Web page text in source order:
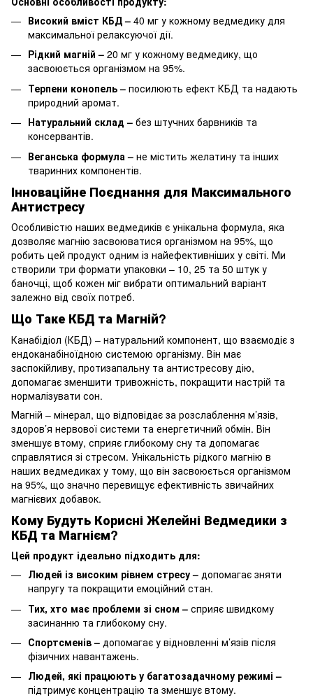
Високий вміст КБД – 40 мг у кожному ведмедику для
максимальної релаксуючої дії.
Рідкий магній – 20 мг у кожному ведмедику, що
засвоюється організмом на 95%.
Терпени конопель – посилюють ефект КБД та надають
природний аромат.
Натуральний склад – без штучних барвників та
консервантів.
Веганська формула – не містить желатину та інших
тваринних компонентів.
Інноваційне Поєднання для Максимального
Антистресу
Особливістю наших ведмедиків є унікальна формула, яка
дозволяє магнію засвоюватися організмом на 95%, що
робить цей продукт одним із найефективніших у світі. Ми
створили три формати упаковки – 10, 25 та 50 штук у
баночці, щоб кожен міг вибрати оптимальний варіант
залежно від своїх потреб.
Що Таке КБД та Магній?
Канабідіол (КБД) – натуральний компонент, що взаємодіє з
ендоканабіноїдною системою організму. Він має
заспокійливу, протизапальну та антистресову дію,
допомагає зменшити тривожність, покращити настрій та
нормалізувати сон.
Магній – мінерал, що відповідає за розслаблення м’язів,
здоров’я нервової системи та енергетичний обмін. Він
зменшує втому, сприяє глибокому сну та допомагає
справлятися зі стресом. Унікальність рідкого магнію в
наших ведмедиках у тому, що він засвоюється організмом
на 95%, що значно перевищує ефективність звичайних
магнієвих добавок.
Кому Будуть Корисні Желейні Ведмедики з
КБД та Магнієм?
Цей продукт ідеально підходить для:
Людей із високим рівнем стресу – допомагає зняти
напругу та покращити емоційний стан.
Тих, хто має проблеми зі сном – сприяє швидкому
засинанню та глибокому сну.
Спортсменів – допомагає у відновленні м’язів після
фізичних навантажень.
Людей, які працюють у багатозадачному режимі –
підтримує концентрацію та зменшує втому.